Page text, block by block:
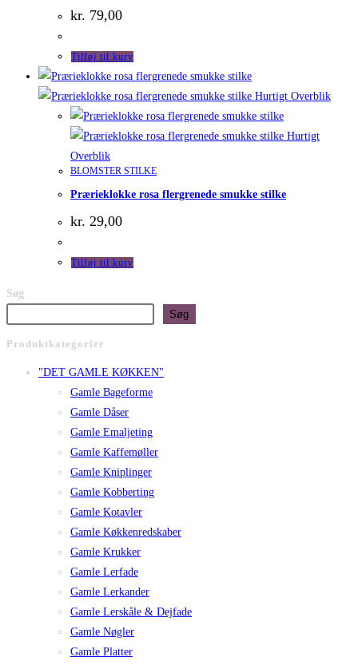
kr. 79,00
Tilføj til kurv
Hurtigt Overblik
Hurtigt
Overblik
BLOMSTER STILKE
Prærieklokke rosa flergrenede smukke stilke
kr. 29,00
Tilføj til kurv
Søg
Søg
Produktkategorier
"DET GAMLE KØKKEN"
Gamle Bageforme
Gamle Dåser
Gamle Emaljeting
Gamle Kaffemøller
Gamle Kniplinger
Gamle Kobberting
Gamle Kotavler
Gamle Køkkenredskaber
Gamle Krukker
Gamle Lerfade
Gamle Lerkander
Gamle Lerskåle & Dejfade
Gamle Nøgler
Gamle Platter